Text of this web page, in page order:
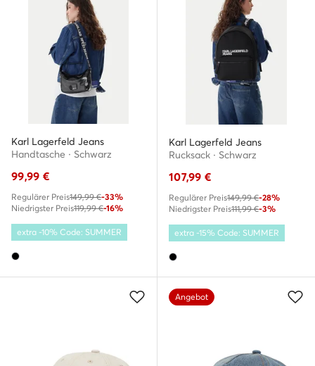
Karl Lagerfeld Jeans
Handtasche · Schwarz
99,99 €
Regulärer Preis149,99 €-33%
Niedrigster Preis119,99 €-16%
extra -10% Code: SUMMER
Karl Lagerfeld Jeans
Rucksack · Schwarz
107,99 €
Regulärer Preis149,99 €-28%
Niedrigster Preis111,99 €-3%
extra -15% Code: SUMMER
Angebot